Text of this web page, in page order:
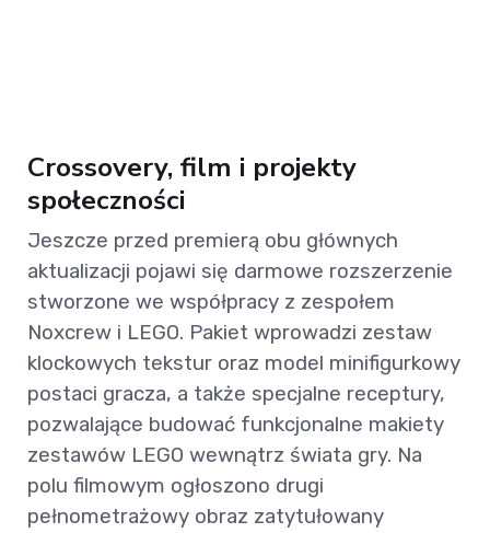
Crossovery, film i projekty
społeczności
Jeszcze przed premierą obu głównych
aktualizacji pojawi się darmowe rozszerzenie
stworzone we współpracy z zespołem
Noxcrew i LEGO. Pakiet wprowadzi zestaw
klockowych tekstur oraz model minifigurkowy
postaci gracza, a także specjalne receptury,
pozwalające budować funkcjonalne makiety
zestawów LEGO wewnątrz świata gry. Na
polu filmowym ogłoszono drugi
pełnometrażowy obraz zatytułowany